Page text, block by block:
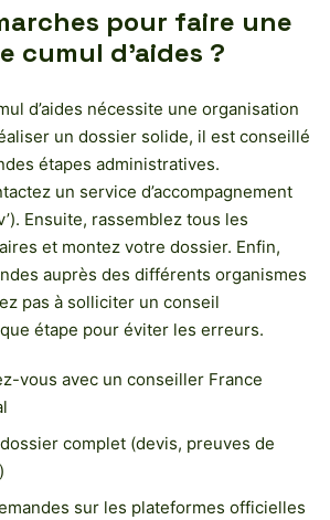
pour faire une
cumul d’aides ?
d’aides nécessite une organisation
un dossier solide, il est conseillé
étapes administratives.
un service d’accompagnement
Ensuite, rassemblez tous les
et montez votre dossier. Enfin,
auprès des différents organismes
pas à solliciter un conseil
étape pour éviter les erreurs.
vous avec un conseiller France
complet (devis, preuves de
sur les plateformes officielles